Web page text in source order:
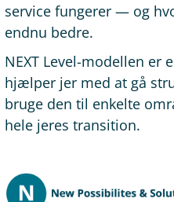
service fungerer — og
endnu bedre.
NEXT Level-modellen er
hjælper jer med at gå
bruge den til enkelte
hele jeres transition.